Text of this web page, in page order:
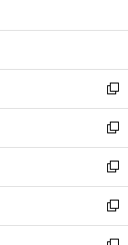
開
ン
ウ
で
開
く
ウ
ン
ド
ウ
で
開
く
新
し
い
ウ
ィ
ン
ド
ウ
新
し
い
ウ
ィ
ン
新
し
い
ウ
新
し